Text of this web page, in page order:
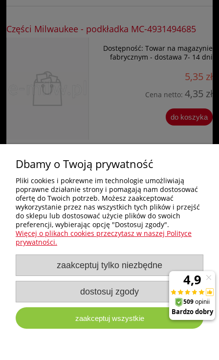
Części Milwaukee - podkładka MC-4931494685
Dostępność: Towar na magazynie
fabrycznym - dostawa 7- 14 dni
5,35 zł
Cena netto: 4,35 zł
do koszyka
«
Zakupy
Pomoc
Moje konto
Informacje
e-milw.pl
- Platforma Dystrybucyjna Narzędzi i Akcesoriów
Milwaukee
Dbamy o Twoją prywatność
Pliki cookies i pokrewne im technologie umożliwiają
poprawne działanie strony i pomagają nam dostosować
ofertę do Twoich potrzeb. Możesz zaakceptować
wykorzystanie przez nas wszystkich tych plików i przejść
do sklepu lub dostosować użycie plików do swoich
preferencji, wybierając opcję "Dostosuj zgody".
Więcej o plikach cookies przeczytasz w naszej Polityce
prywatności.
zaakceptuj tylko niezbędne
dostosuj zgody
zaakceptuj wszystkie